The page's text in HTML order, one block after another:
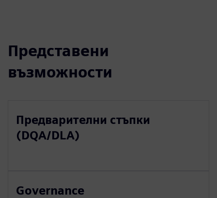
Представени
възможности
Предварителни стъпки
(DQA/DLA)
Governance